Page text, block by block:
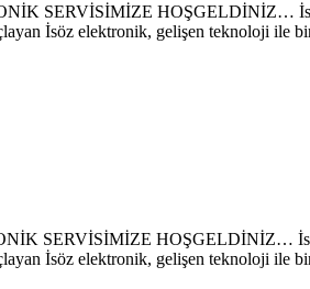
HOŞGELDİNİZ… İsöz
İsöz elektronik, gelişen teknoloji ile
HOŞGELDİNİZ… İsöz
İsöz elektronik, gelişen teknoloji ile